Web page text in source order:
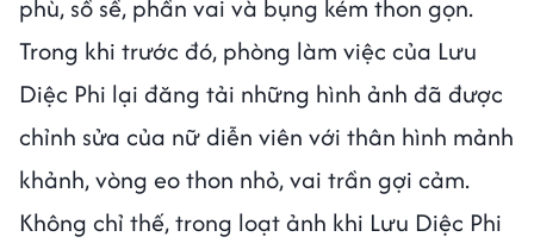
phù, sồ sề, phần vai và bụng kém thon gọn.
Trong khi trước đó, phòng làm việc của Lưu
Diệc Phi lại đăng tải những hình ảnh đã được
chỉnh sửa của nữ diễn viên với thân hình mảnh
khảnh, vòng eo thon nhỏ, vai trần gợi cảm.
Không chỉ thế, trong loạt ảnh khi Lưu Diệc Phi